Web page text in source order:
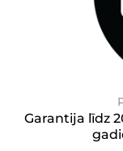
Garantija līdz